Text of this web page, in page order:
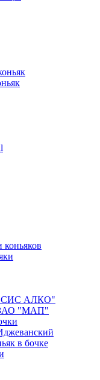
коньяков
"СИС АЛКО"
ЗАО "МАП"
в бочке